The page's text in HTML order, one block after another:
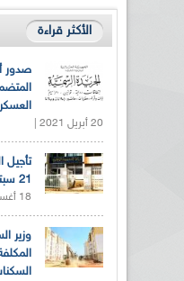
الأكثر قراءة
صدور
20 أبريل 2021 |
تأجيل
21 سبتمبر
18 أغسطس 2021 |
وزير